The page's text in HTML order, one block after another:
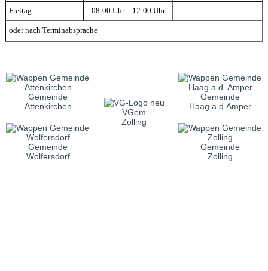
Freitag 08:00 Uhr – 12:00 Uhr
oder nach Terminabsprache
Gemeinde
Attenkirchen
VGem
Zolling
Gemeinde
Haag a.d.Amper
Gemeinde
Wolfersdorf
Gemeinde
Zolling